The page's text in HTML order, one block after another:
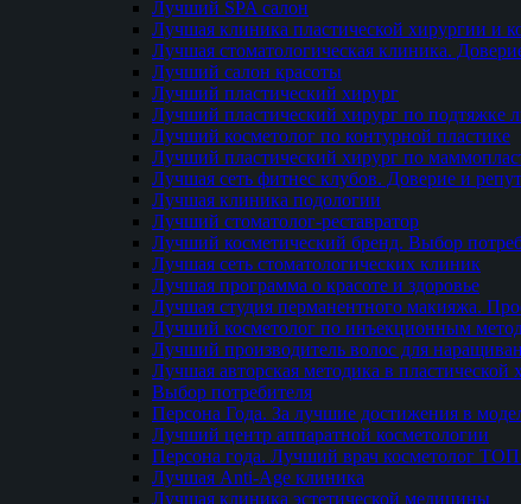
Лучший SPA салон
Лучшая клиника пластической хирургии и
Лучшая стоматологическая клиника.
Лучший салон красоты
Лучший пластический хирург
Лучший пластический хирург по подтяжке
Лучший косметолог по контурной пластике
Лучший пластический хирург по
Лучшая сеть фитнес клубов. Доверие и
Лучшая клиника подологии
Лучший стоматолог-реставратор
Лучший косметический бренд. Выбор
Лучшая сеть стоматологических клиник
Лучшая программа о красоте и здоровье
Лучшая студия перманентного макияжа.
Лучший косметолог по инъекционным
Лучший производитель волос для
Лучшая авторская методика в пластической
Выбор потребителя
Персона Года. За лучшие достижения в
Лучший центр аппаратной косметологии
Персона года. Лучший врач косметолог
Лучшая Anti-Age клиника
Лучшая клиника эстетической медицины